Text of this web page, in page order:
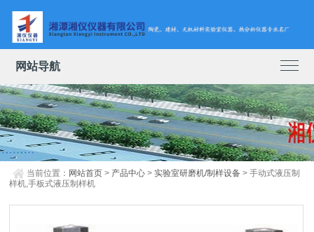
网站导航
当前位置： 网站首页 > 产品中心 >实验室研磨机/制样设备 > 手动式液压制
样机,手板式液压制样机